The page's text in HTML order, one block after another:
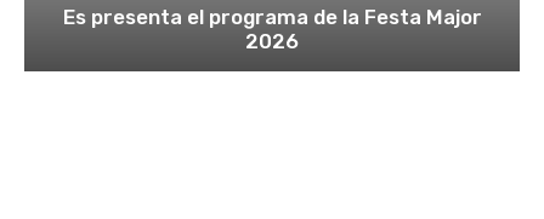
Es presenta el programa de la Festa Major
2026